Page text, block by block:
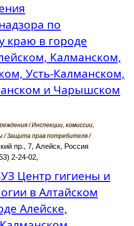
по
краю в городе
Калманском,
Усть-Калманском,
и Чарышском
/ Инспекции, комиссии,
/ Защита прав потребителя /
пр., 7, Алейск, Россия
2-24-02,
Центр гигиены и
в Алтайском
Алейске,